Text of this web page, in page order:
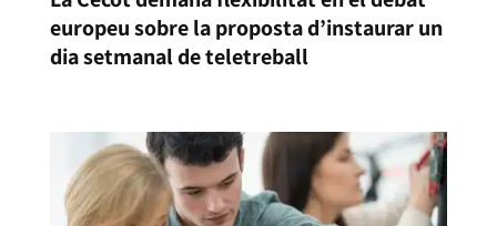
europeu sobre la proposta d’instaurar un
dia setmanal de teletreball